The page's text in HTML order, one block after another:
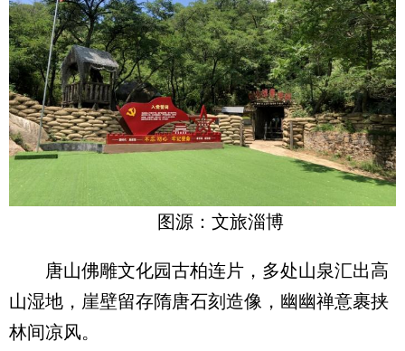
图源：文旅淄博
唐山佛雕文化园古柏连片，多处山泉汇出高
山湿地，崖壁留存隋唐石刻造像，幽幽禅意裹挟
林间凉风。